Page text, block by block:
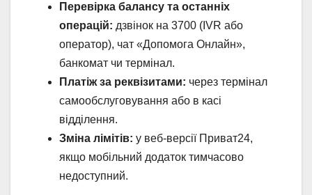
Перевірка балансу та останніх
операцій: дзвінок на 3700 (IVR або
оператор), чат «Допомога Онлайн»,
банкомат чи термінал.
Платіж за реквізитами: через термінал
самообслуговування або в касі
відділення.
Зміна лімітів: у веб-версії Приват24,
якщо мобільний додаток тимчасово
недоступний.